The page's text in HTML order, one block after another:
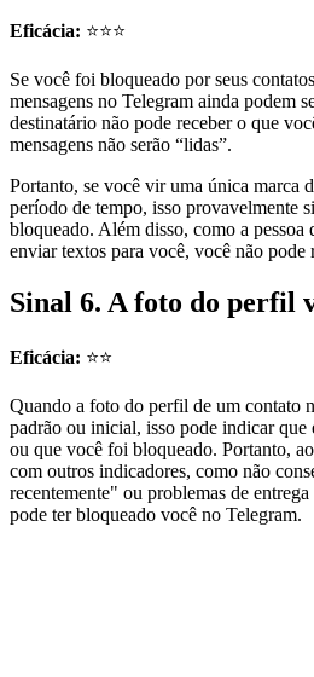
Eficácia: ⭐⭐⭐
Se você foi bloqueado por seus
mensagens no Telegram ainda podem
destinatário não pode receber o que
mensagens não serão “lidas”.
Portanto, se você vir uma única marca
período de tempo, isso provavelmente
bloqueado. Além disso, como a pessoa
enviar textos para você, você não pode
Sinal 6. A foto do perfil
Eficácia: ⭐⭐
Quando a foto do perfil de um contato
padrão ou inicial, isso pode indicar
ou que você foi bloqueado. Portanto,
com outros indicadores, como não
recentemente" ou problemas de
pode ter bloqueado você no Telegram.